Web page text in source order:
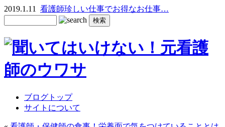
2019.1.11 看護師珍しい仕事でお得なお仕事…
ブログトップ
サイトについて